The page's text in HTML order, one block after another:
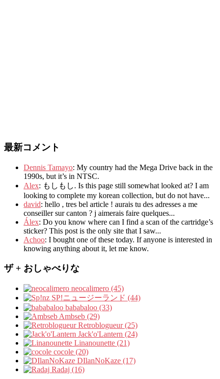
最新コメント
Dennis Tamayo: My country had the Mega Drive back in the
1990s, but it’s in NTSC.
Alex: もしもし. Is this page still somewhat looked at? I am
looking to complete my korean collection, but do not have...
david: hello , tres bel article ! aurais tu des adresses a me
conseiller sur canton ? j aimerais faire quelques...
Álex: Do you know where can I find a scan of the cartridge’s
sticker? This post is the only site that I saw...
Achoo: I bought one of these today. If anyone is interested in
knowing anything about it, let me know.
ザ + おしゃべりな
neocalimero (45)
SP!ニュージーランド (44)
bababaloo (33)
Ambseb (29)
Retroblogueur (25)
Jack'o'Lantern (24)
Linanounette (21)
cocole (20)
DIlanNoKaze (17)
Radaj (16)